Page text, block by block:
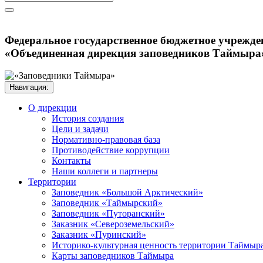
Федеральное государственное бюджетное
«Объединенная дирекция заповедников
Навигация:
О дирекции
История создания
Цели и задачи
Нормативно-правовая база
Противодействие коррупции
Контакты
Наши коллеги и партнеры
Территории
Заповедник «Большой Арктический»
Заповедник «Таймырский»
Заповедник «Путоранский»
Заказник «Североземельский»
Заказник «Пуринский»
Историко-культурная ценность территории
Карты заповедников Таймыра